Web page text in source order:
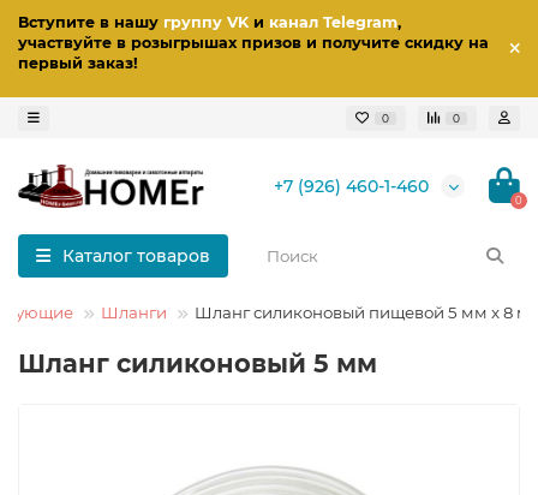
Вступите в нашу группу VKи канал Telegram,
участвуйте в розыгрышах призов и получите скидку на
первый заказ!
0 0
+7 (926) 460-1-460
0
Каталог товаров
Шланги Шланг силиконовый пищевой 5 мм x 8
Шланг силиконовый 5 мм